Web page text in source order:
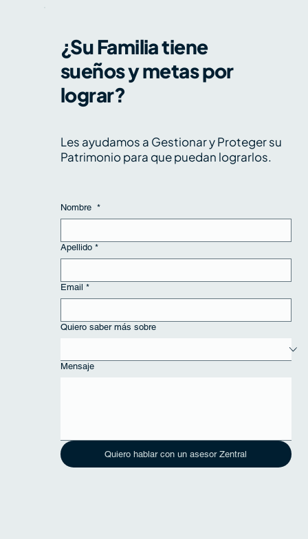
Kimi K3, petróleo y earnings: tres
fuerzas que ponen a prueba el rally -
Los 5 de Zentral, 20 al 24 de julio de
¿Su Familia tiene
sueños y metas por
lograr?
Nombre *
Apellido *
Email *
Quiero saber más sobre
Mensaje
Quiero hablar con un asesor Zentral
Les ayudamos a Gestionar y Proteger su
Patrimonio para que puedan lograrlos.